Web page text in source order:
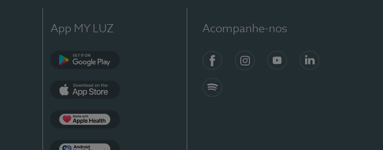
App MY LUZ Acompanhe-nos